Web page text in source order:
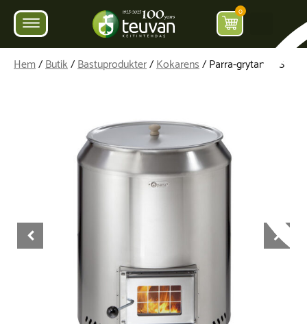
0
Hem/Butik/Bastuprodukter/Kokarens/ Parra-grytan 80S